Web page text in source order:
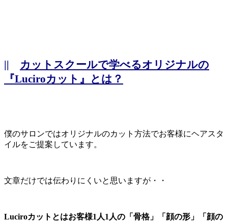
|| カットスクールで学べるオリジナルの
『Luciroカット』とは？
僕のサロンではオリジナルのカット方法でお客様にヘアスタ
イルをご提案しています。
文章だけでは伝わりにくいと思いますが・・
Luciroカットとはお客様1人1人の「骨格」「顔の形」「顔の